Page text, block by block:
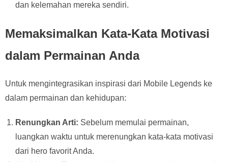
dan kelemahan mereka sendiri.
Memaksimalkan Kata-Kata Motivasi
dalam Permainan Anda
Untuk mengintegrasikan inspirasi dari Mobile Legends ke
dalam permainan dan kehidupan:
Renungkan Arti: Sebelum memulai permainan,
luangkan waktu untuk merenungkan kata-kata motivasi
dari hero favorit Anda.